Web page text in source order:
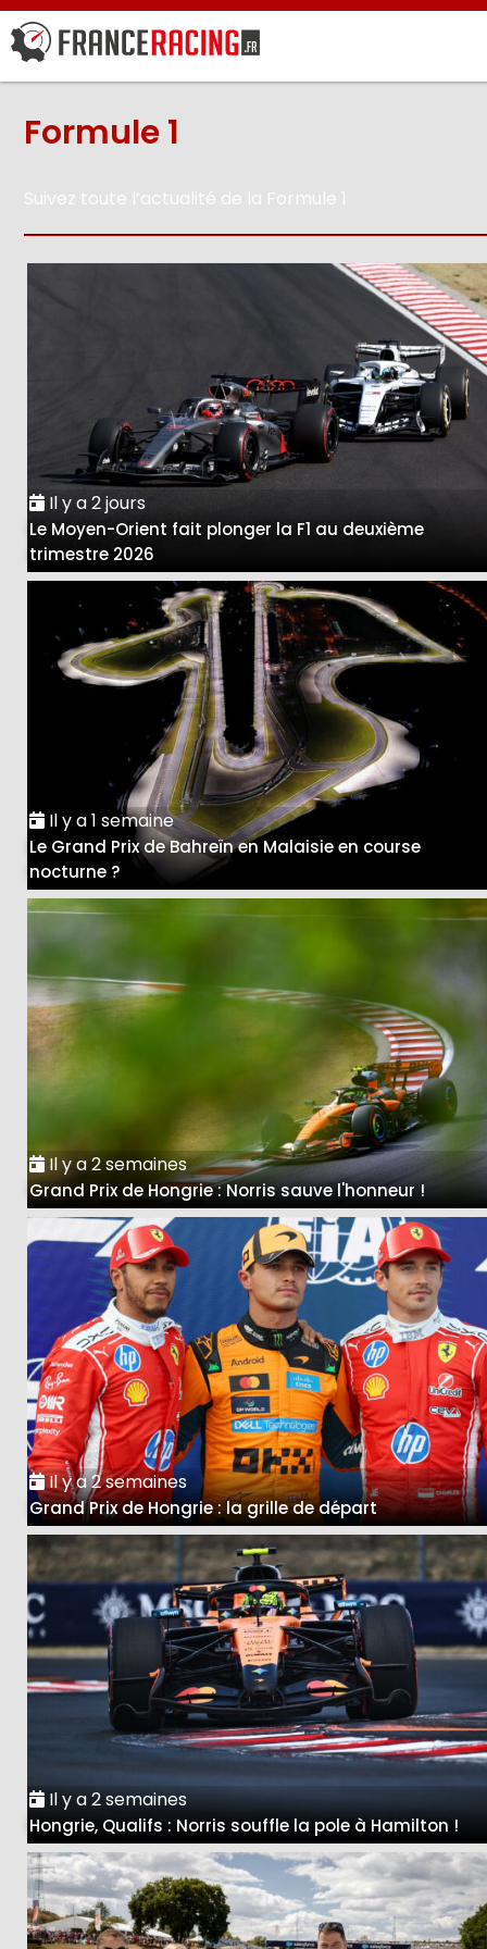
Formule 1
Suivez toute l’actualité de la Formule 1
Il y a 2 jours
Le Moyen-Orient fait plonger la F1 au deuxième
trimestre 2026
Il y a 1 semaine
Le Grand Prix de Bahreïn en Malaisie en course
nocturne ?
Il y a 2 semaines
Grand Prix de Hongrie : Norris sauve l'honneur !
Il y a 2 semaines
Grand Prix de Hongrie : la grille de départ
Il y a 2 semaines
Hongrie, Qualifs : Norris souffle la pole à Hamilton !